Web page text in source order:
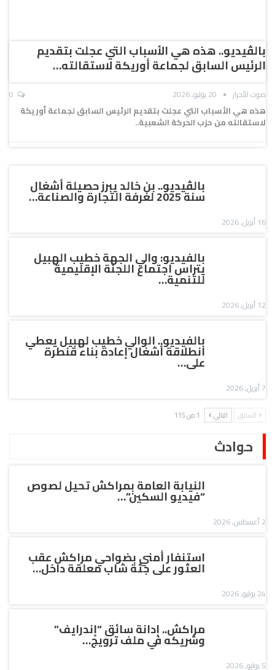
بالڤيديو.. هذه هي الأسباب التي عجلت بتقديم
الرئيس السابق لجماعة أوريكة لاستقالته…
صوت الأحرار 20 يوليو, 2026
هذه هي الأسباب التي عجلت بتقديم الرئيس السابق لجماعة أوريكة
لاستقالته من حزب الحركة الشعبية..
بالڤيديو.. بن خالد يبرز حصيلة أشغال
سنة 2025 لغرفة التجارة والصناعة…
16 أبريل, 2026
بالفيديو: والي الجهة خطيب الهبيل
يتراس اجتماع اللجنة الإقليمية
للتنمية…
12 أبريل, 2026
بالفيديو.. الوالي خطيب لهبيل يعطي
انطلاقة أشغال إعادة بناء قنطرة
على…
7 أبريل, 2026
السابق التالي 1 من 115
حوادث
النيابة العامة بمراكش تحيل لصوص
“فيديو السكين”…
2 أغسطس, 2026
استنفار أمني بضواحي مراكش عقب
العثور على جثة شاب معلقة داخل…
24 يوليو, 2026
مراكش.. إدانة سائق “إندرايف”
وشريكه في ملف ترويج…
5 يوليو, 2026